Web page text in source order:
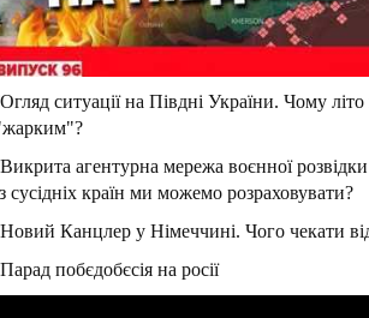
ситуації на Півдні України. Чому
агентурна мережа воєнної
сусідніх країн ми можемо розраховувати?
Канцлер у Німеччині. Чого чекати
побєдобєсія на росії